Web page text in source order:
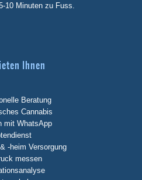
10 Minuten zu Fuss.
Ihnen
Beratung
Cannabis
mit WhatsApp
-heim Versorgung
messen